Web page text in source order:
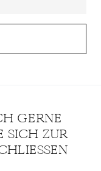
GERNE
SICH ZUR